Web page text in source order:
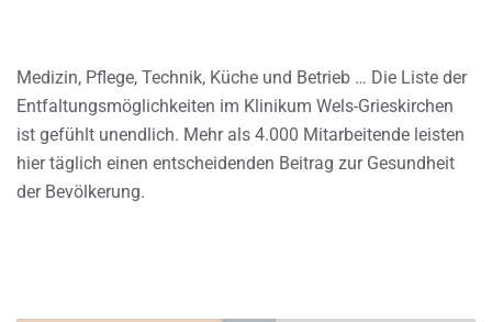
Medizin, Pflege, Technik, Küche und Betrieb … Die Liste der
Entfaltungsmöglichkeiten im Klinikum Wels-Grieskirchen
ist gefühlt unendlich. Mehr als 4.000 Mitarbeitende leisten
hier täglich einen entscheidenden Beitrag zur Gesundheit
der Bevölkerung.